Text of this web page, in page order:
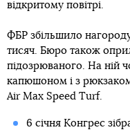
відкритому повітрі.
ФБР збільшило
тисяч. Бюро також
підозрюваного. На ній
капюшоном і з
Air Max Speed ​​Turf.
6 січня Конгрес